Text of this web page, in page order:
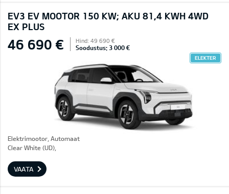
EV3 EV MOOTOR 150 KW; AKU 81,4 KWH 4WD
EX PLUS
46 690 € Hind: 49 690 €
Soodustus: 3 000 €
ELEKTER
Elektrimootor, Automaat
Clear White (UD),
VAATA